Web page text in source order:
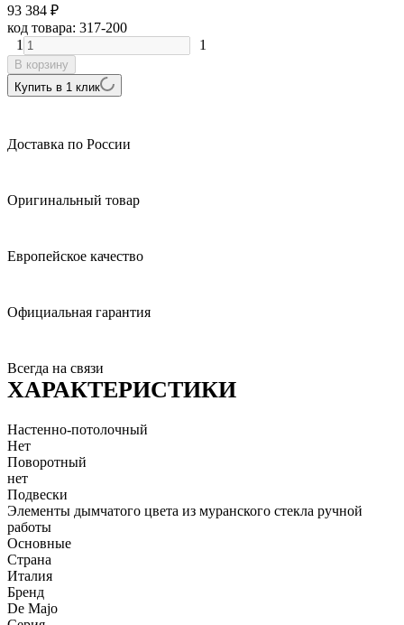
93 384 ₽
код товара: 317-200
1
1
В корзину
Купить в 1 клик
Доставка по России
Оригинальный товар
Европейское качество
Официальная гарантия
Всегда на связи
ХАРАКТЕРИСТИКИ
Настенно-потолочный
Нет
Поворотный
нет
Подвески
Элементы дымчатого цвета из муранского стекла ручной
работы
Основные
Страна
Италия
Бренд
De Majo